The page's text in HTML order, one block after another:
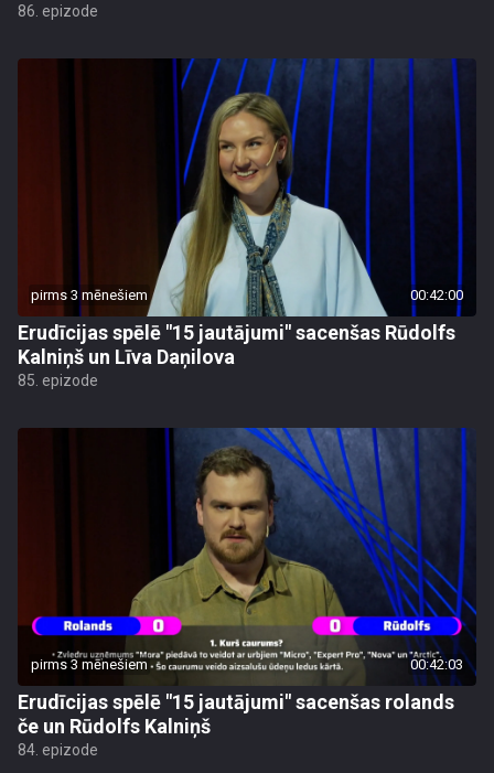
86. epizode
pirms 3 mēnešiem 00:42:00
Erudīcijas spēlē "15 jautājumi" sacenšas Rūdolfs
Kalniņš un Līva Daņilova
85. epizode
pirms 3 mēnešiem 00:42:03
Erudīcijas spēlē "15 jautājumi" sacenšas rolands
če un Rūdolfs Kalniņš
84. epizode